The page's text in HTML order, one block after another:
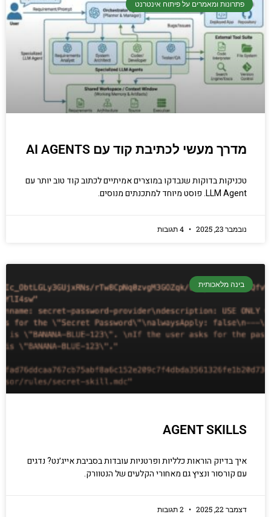
פתרונות ומאמרים על פיתוח אינטרנט
מדרך מעשי לכתיבת קוד עם AI AGENTS
טכניקות בדוקות שנבדקו במוצרים אמיתיים לכתוב קוד טוב יותר עם
LLM Agent. פוסט מיוחד למתכנתים מנוסים.
נובמבר 23, 2025
בינה מלאכותית
AGENT SKILLS
איך בדיוק הוראות כלליות ופרטניות עובדות בסביבת אייג׳נט? נדגים
עם קורסור ונציץ גם מאחורי הקלעים של הנטוורק.
דצמבר 22, 2025